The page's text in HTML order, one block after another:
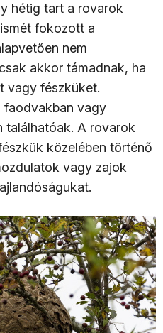
hétig tart a rovarok
fokozott a
nem
akkor támadnak, ha
vagy fészküket.
faodvakban vagy
találhatóak. A rovarok
közelében történő
vagy zajok